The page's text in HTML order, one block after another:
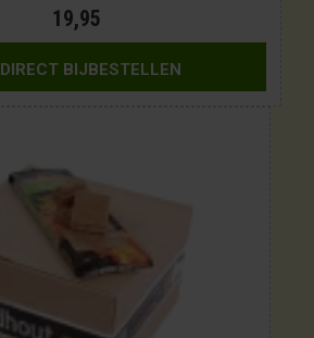
19,95
DIRECT BIJBESTELLEN